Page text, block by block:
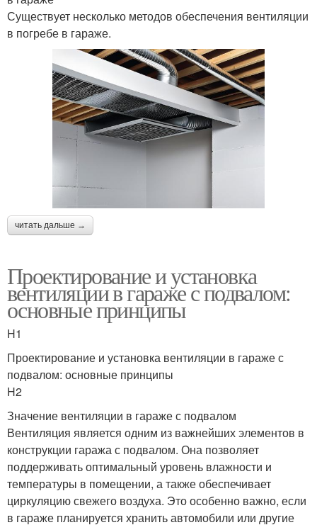
Существует несколько методов обеспечения вентиляции
в погребе в гараже.
читать дальше →
Проектирование и установка
вентиляции в гараже с подвалом:
основные принципы
H1
Проектирование и установка вентиляции в гараже с
подвалом: основные принципы
H2
Значение вентиляции в гараже с подвалом
Вентиляция является одним из важнейших элементов в
конструкции гаража с подвалом. Она позволяет
поддерживать оптимальный уровень влажности и
температуры в помещении, а также обеспечивает
циркуляцию свежего воздуха. Это особенно важно, если
в гараже планируется хранить автомобили или другие